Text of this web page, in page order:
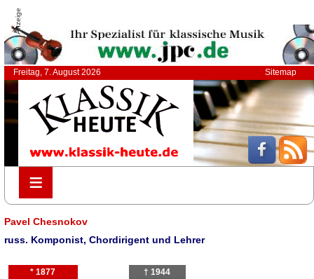
Anzeige
Freitag, 7. August 2026 Sitemap
≡
≡
Pavel Chesnokov
russ. Komponist, Chordirigent und Lehrer
* 1877 † 1944